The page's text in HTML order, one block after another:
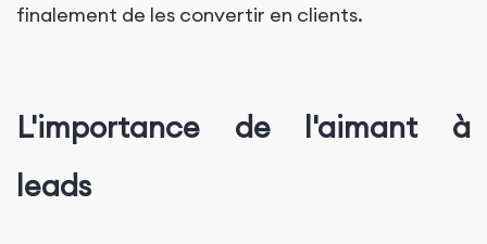
finalement de les convertir en clients.
L'importance de l'aimant à
leads